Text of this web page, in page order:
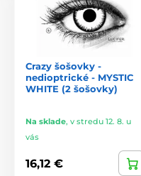
Crazy šošovky -
nedioptrické - MYSTIC
WHITE (2 šošovky)
Na sklade, v stredu 12. 8. u
vás
16,12 €